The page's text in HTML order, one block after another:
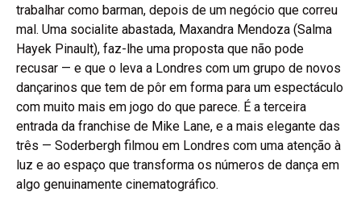
trabalhar como barman, depois de um negócio que correu
mal. Uma socialite abastada, Maxandra Mendoza (Salma
Hayek Pinault), faz-lhe uma proposta que não pode
recusar — e que o leva a Londres com um grupo de novos
dançarinos que tem de pôr em forma para um espectáculo
com muito mais em jogo do que parece. É a terceira
entrada da franchise de Mike Lane, e a mais elegante das
três — Soderbergh filmou em Londres com uma atenção à
luz e ao espaço que transforma os números de dança em
algo genuinamente cinematográfico.